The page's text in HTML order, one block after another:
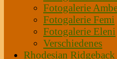
Fotogalerie
Fotogalerie Femi
Fotogalerie Eleni
Verschiedenes
Rhodesian Ridgeback